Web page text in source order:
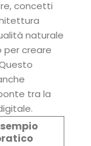
concetti
naturale
per creare
tra la